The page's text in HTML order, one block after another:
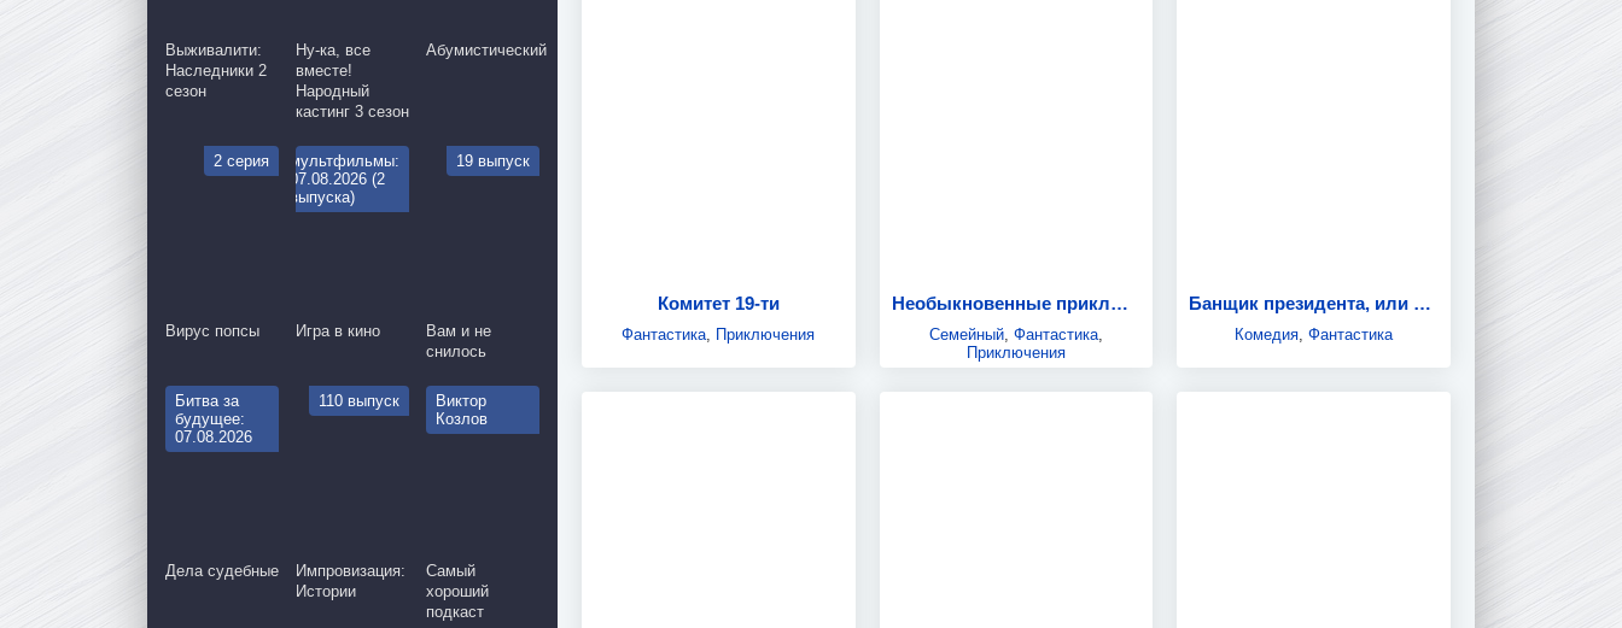
Комитет 19-ти
Фантастика, Приключения
Необыкновенные приключения Карика и Вали
Семейный, Фантастика,
Приключения
Банщик президента, или Пасечники Вселенной
Комедия,Фантастика
Выживалити:
Наследники 2
сезон
Ну-ка, все
вместе!
Народный
кастинг 3 сезон
Абумистический
2 серия
Вирус попсы
мультфильмы:
07.08.2026 (2
выпуска)
Игра в кино
19 выпуск
Вам и не
снилось
Битва за
будущее:
07.08.2026
Дела судебные
110 выпуск
Импровизация:
Истории
Виктор
Козлов
Самый
хороший
подкаст